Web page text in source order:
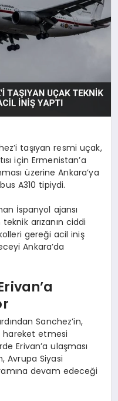
taşıyan resmi uçak,
için Ermenistan’a
üzerine Ankara’ya
A310 tipiydi.
İspanyol ajansı
arızanın ciddi
gereği acil iniş
Ankara’da
Sanchez’in,
hareket etmesi
Erivan’a ulaşması
Avrupa Siyasi
devam edeceği